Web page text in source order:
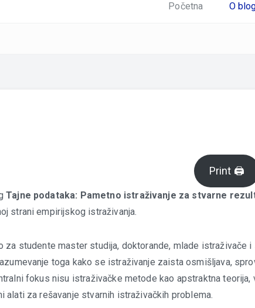
Početna O
Print 🖨
Tajne podataka: Pametno istraživanje za stvarne
strani empirijskog istraživanja.
za studente master studija, doktorande, mlade istraživače
toga kako se istraživanje zaista osmišljava,
fokus nisu istraživačke metode kao apstraktna teorija,
alati za rešavanje stvarnih istraživačkih problema.